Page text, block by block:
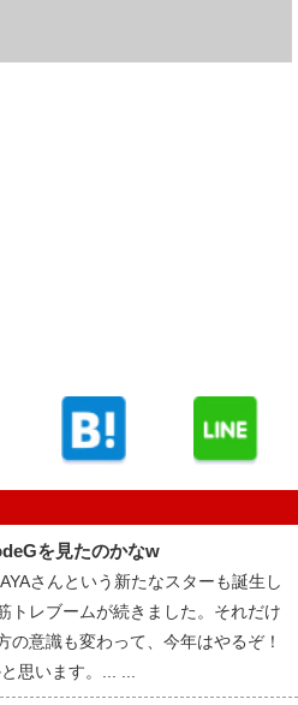
を見たのかなw
さんという新たなスターも誕生し
トレブームが続きました。それだけ
の意識も変わって、今年はやるぞ！
思います。... ...